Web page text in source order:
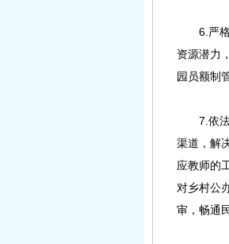
6.严格
资源潜力
园员额制
7.依法
渠道，解
应教师的
对乡村公
审，畅通